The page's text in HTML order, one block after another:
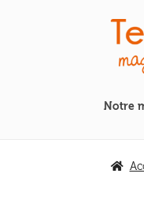
Aller
à
la
Aller
au
Notre